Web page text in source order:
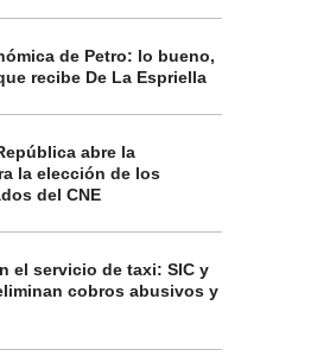
de Petro: lo bueno,
recibe De La Espriella
abre la
la elección de los
del CNE
el servicio de taxi: SIC y
cobros abusivos y